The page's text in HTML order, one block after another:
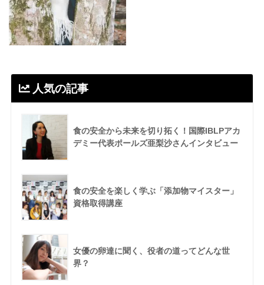
人気の記事
食の安全から未来を切り拓く！国際IBLPアカ
デミー代表ポールズ亜梨沙さんインタビュー
食の安全を楽しく学ぶ「添加物マイスター」
資格取得講座
女優の卵達に聞く、役者の道ってどんな世
界？